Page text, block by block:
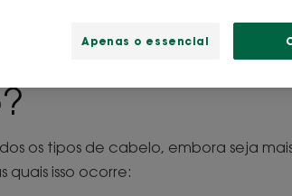
os tipos de cabelo, embora seja
quais isso ocorre:
Apenas o essencial